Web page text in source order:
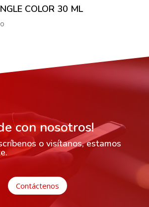
COLOR 30 ML
con nosotros!
o visítanos, estamos
Contáctenos